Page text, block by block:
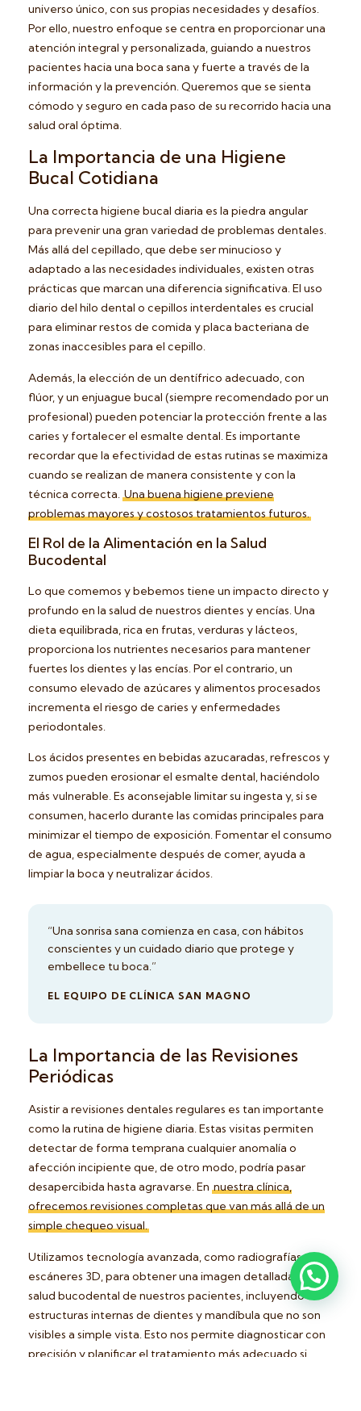
universo único, con sus propias necesidades y desafíos.
Por ello, nuestro enfoque se centra en proporcionar una
atención integral y personalizada, guiando a nuestros
pacientes hacia una boca sana y fuerte a través de la
información y la prevención. Queremos que se sienta
cómodo y seguro en cada paso de su recorrido hacia una
salud oral óptima.
La Importancia de una Higiene
Bucal Cotidiana
Una correcta higiene bucal diaria es la piedra angular
para prevenir una gran variedad de problemas dentales.
Más allá del cepillado, que debe ser minucioso y
adaptado a las necesidades individuales, existen otras
prácticas que marcan una diferencia significativa. El uso
diario del hilo dental o cepillos interdentales es crucial
para eliminar restos de comida y placa bacteriana de
zonas inaccesibles para el cepillo.
Además, la elección de un dentífrico adecuado, con
flúor, y un enjuague bucal (siempre recomendado por un
profesional) pueden potenciar la protección frente a las
caries y fortalecer el esmalte dental. Es importante
recordar que la efectividad de estas rutinas se maximiza
cuando se realizan de manera consistente y con la
técnica correcta. Una buena higiene previene
problemas mayores y costosos tratamientos futuros.
El Rol de la Alimentación en la Salud
Bucodental
Lo que comemos y bebemos tiene un impacto directo y
profundo en la salud de nuestros dientes y encías. Una
dieta equilibrada, rica en frutas, verduras y lácteos,
proporciona los nutrientes necesarios para mantener
fuertes los dientes y las encías. Por el contrario, un
consumo elevado de azúcares y alimentos procesados
incrementa el riesgo de caries y enfermedades
periodontales.
Los ácidos presentes en bebidas azucaradas, refrescos y
zumos pueden erosionar el esmalte dental, haciéndolo
más vulnerable. Es aconsejable limitar su ingesta y, si se
consumen, hacerlo durante las comidas principales para
minimizar el tiempo de exposición. Fomentar el consumo
de agua, especialmente después de comer, ayuda a
limpiar la boca y neutralizar ácidos.
“Una sonrisa sana comienza en casa, con hábitos
conscientes y un cuidado diario que protege y
embellece tu boca.”
EL EQUIPO DE CLÍNICA SAN MAGNO
La Importancia de las Revisiones
Periódicas
Asistir a revisiones dentales regulares es tan importante
como la rutina de higiene diaria. Estas visitas permiten
detectar de forma temprana cualquier anomalía o
afección incipiente que, de otro modo, podría pasar
desapercibida hasta agravarse. En nuestra clínica,
ofrecemos revisiones completas que van más allá de un
simple chequeo visual.
Utilizamos tecnología avanzada, como radiografías y
escáneres 3D, para obtener una imagen detallada de la
salud bucodental de nuestros pacientes, incluyendo las
estructuras internas de dientes y mandíbula que no son
visibles a simple vista. Esto nos permite diagnosticar con
precisión y planificar el tratamiento más adecuado si